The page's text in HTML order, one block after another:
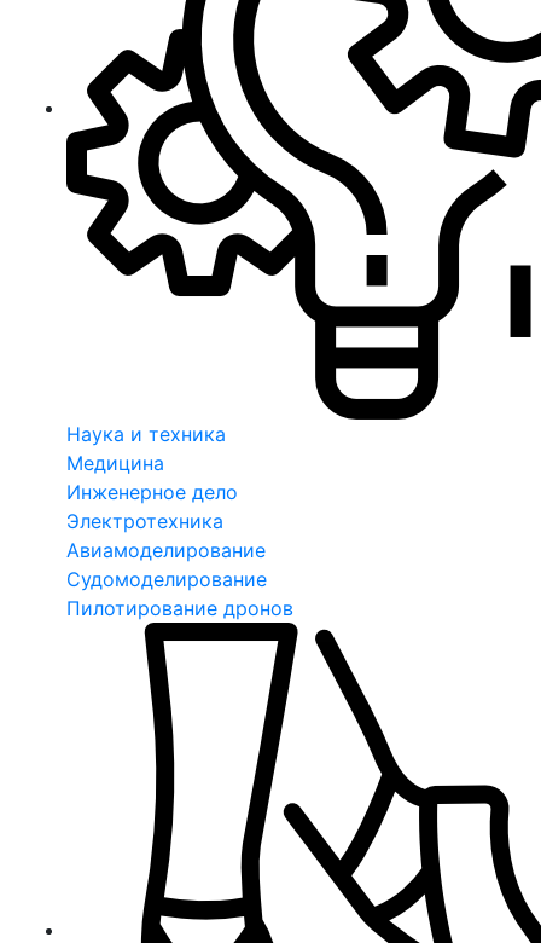
Наука и техника
Медицина
Инженерное дело
Электротехника
Авиамоделирование
Судомоделирование
Пилотирование дронов